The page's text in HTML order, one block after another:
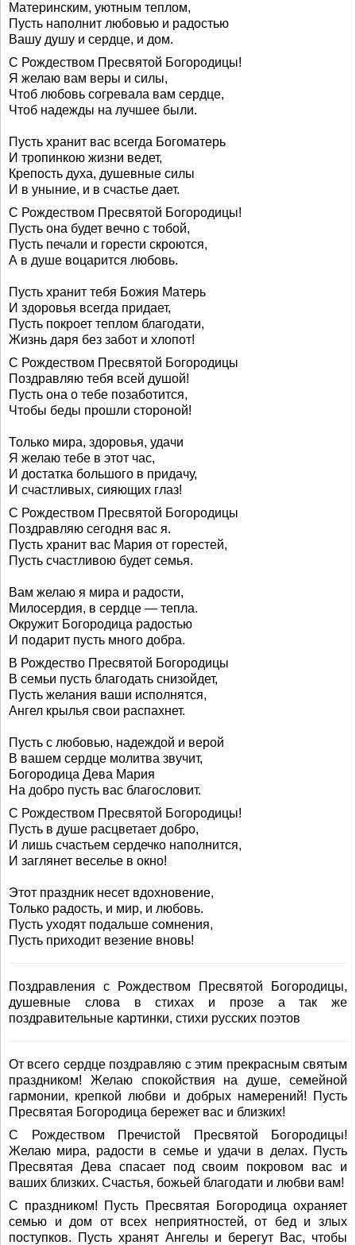
Материнским, уютным теплом,
Пусть наполнит любовью и радостью
Вашу душу и сердце, и дом.
С Рождеством Пресвятой Богородицы!
Я желаю вам веры и силы,
Чтоб любовь согревала вам сердце,
Чтоб надежды на лучшее были.
Пусть хранит вас всегда Богоматерь
И тропинкою жизни ведет,
Крепость духа, душевные силы
И в уныние, и в счастье дает.
С Рождеством Пресвятой Богородицы!
Пусть она будет вечно с тобой,
Пусть печали и горести скроются,
А в душе воцарится любовь.
Пусть хранит тебя Божия Матерь
И здоровья всегда придает,
Пусть покроет теплом благодати,
Жизнь даря без забот и хлопот!
С Рождеством Пресвятой Богородицы
Поздравляю тебя всей душой!
Пусть она о тебе позаботится,
Чтобы беды прошли стороной!
Только мира, здоровья, удачи
Я желаю тебе в этот час,
И достатка большого в придачу,
И счастливых, сияющих глаз!
С Рождеством Пресвятой Богородицы
Поздравляю сегодня вас я.
Пусть хранит вас Мария от горестей,
Пусть счастливою будет семья.
Вам желаю я мира и радости,
Милосердия, в сердце — тепла.
Окружит Богородица радостью
И подарит пусть много добра.
В Рождество Пресвятой Богородицы
В семьи пусть благодать снизойдет,
Пусть желания ваши исполнятся,
Ангел крылья свои распахнет.
Пусть с любовью, надеждой и верой
В вашем сердце молитва звучит,
Богородица Дева Мария
На добро пусть вас благословит.
С Рождеством Пресвятой Богородицы!
Пусть в душе расцветает добро,
И лишь счастьем сердечко наполнится,
И заглянет веселье в окно!
Этот праздник несет вдохновение,
Только радость, и мир, и любовь.
Пусть уходят подальше сомнения,
Пусть приходит везение вновь!
Поздравления с Рождеством Пресвятой Богородицы,
душевные слова в стихах и прозе а так же
поздравительные картинки, стихи русских поэтов
От всего сердце поздравляю с этим прекрасным святым
праздником! Желаю спокойствия на душе, семейной
гармонии, крепкой любви и добрых намерений! Пусть
Пресвятая Богородица бережет вас и близких!
С Рождеством Пречистой Пресвятой Богородицы!
Желаю мира, радости в семье и удачи в делах. Пусть
Пресвятая Дева спасает под своим покровом вас и
ваших близких. Счастья, божьей благодати и любви вам!
С праздником! Пусть Пресвятая Богородица охраняет
семью и дом от всех неприятностей, от бед и злых
поступков. Пусть хранят Ангелы и берегут Вас, чтобы